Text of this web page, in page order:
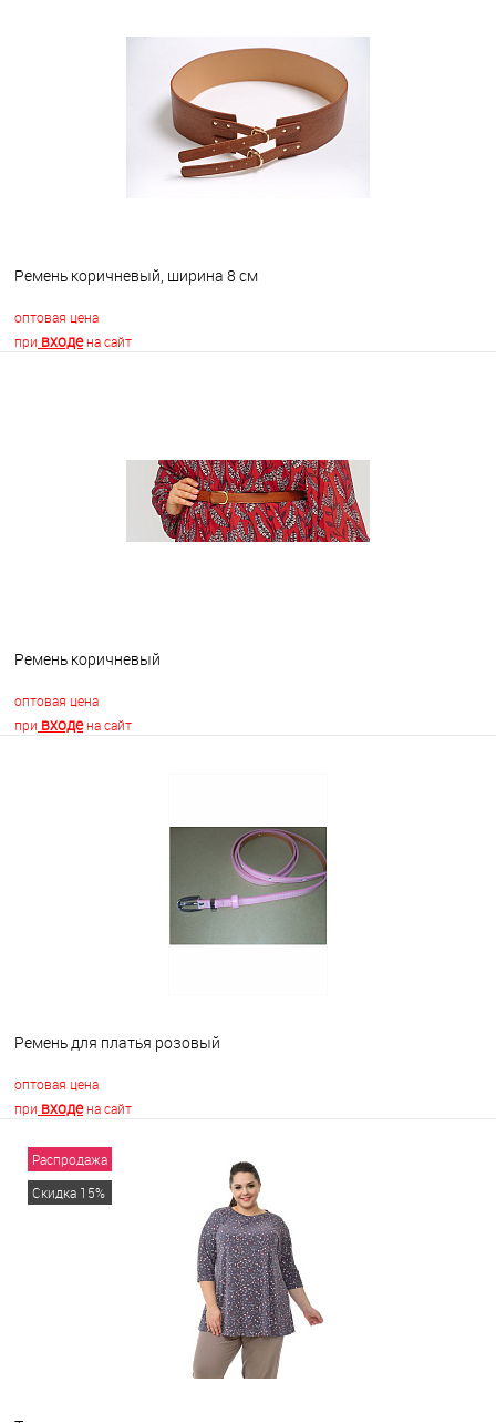
В наличии
Ремень коричневый, ширина 8 см
оптовая цена
при входена сайт
В наличии
Ремень коричневый
оптовая цена
при входена сайт
Недоступно
Ремень для платья розовый
оптовая цена
при входена сайт
В корзину
Распродажа
Скидка 15%